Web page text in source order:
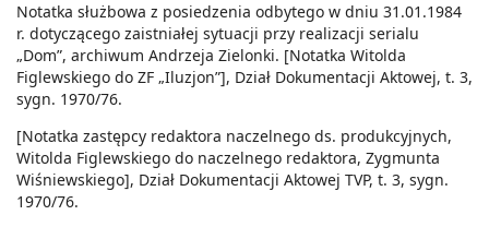
Notatka służbowa z posiedzenia odbytego w dniu 31.01.1984
r. dotyczącego zaistniałej sytuacji przy realizacji serialu
„Dom”, archiwum Andrzeja Zielonki. [Notatka Witolda
Figlewskiego do ZF „Iluzjon”], Dział Dokumentacji Aktowej, t. 3,
sygn. 1970/76.
[Notatka zastępcy redaktora naczelnego ds. produkcyjnych,
Witolda Figlewskiego do naczelnego redaktora, Zygmunta
Wiśniewskiego], Dział Dokumentacji Aktowej TVP, t. 3, sygn.
1970/76.